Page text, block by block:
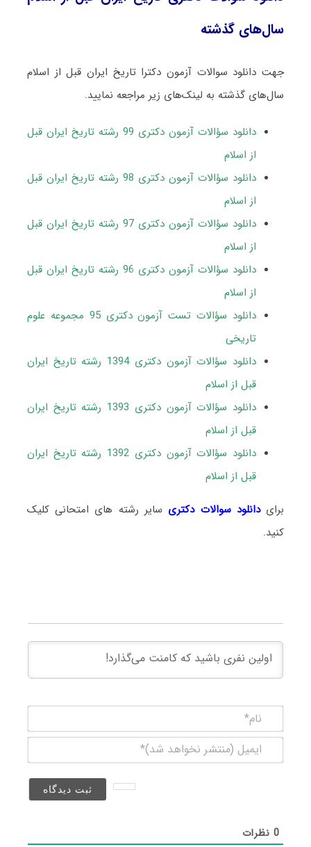
سال‌های گذشته
جهت دانلود سوالات آزمون دکترا تاریخ ایران قبل از اسلام
سال‌های گذشته به لینک‌های زیر مراجعه نمایید.
دانلود سؤالات آزمون دکتری 99 رشته تاریخ ایران قبل
از اسلام
دانلود سؤالات آزمون دکتری 98 رشته تاریخ ایران قبل
از اسلام
دانلود سؤالات آزمون دکتری 97 رشته تاریخ ایران قبل
از اسلام
دانلود سؤالات آزمون دکتری 96 رشته تاریخ ایران قبل
از اسلام
دانلود سؤالات تست آزمون دکتری 95 مجموعه علوم
تاریخی
دانلود سؤالات آزمون دکتری 1394 رشته تاریخ ایران
قبل از اسلام
دانلود سؤالات آزمون دکتری 1393 رشته تاریخ ایران
قبل از اسلام
دانلود سؤالات آزمون دکتری
1392 رشته تاریخ ایران
قبل از اسلام
برایدانلود سوالات دکتری سایر رشته های امتحانی کلیک
کنید.
(منتشر
0نظرات